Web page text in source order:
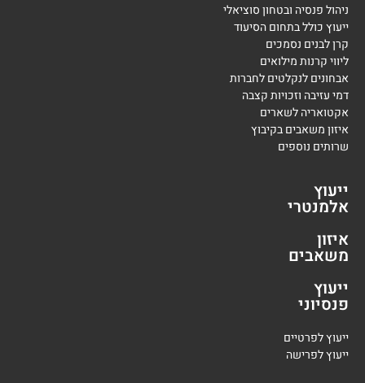
ניהול פנסיה ובטחון סוציאלי
ייעוץ כולל בתחום הסיעוד
קרן לבנים נסמכים
ליווי קרנות מילואים
אבחונים לנקלטים לחברות
דמי עזיבה וזכויות קצבה
אקטואריה לשארים
איזון משאבים בקיבוץ
שרותים נוספים
ייעוץ
אלמנטרי
איזון
משאבים
ייעוץ
פנסיוני
ייעוץ לפרטיים
ייעוץ לפרישה